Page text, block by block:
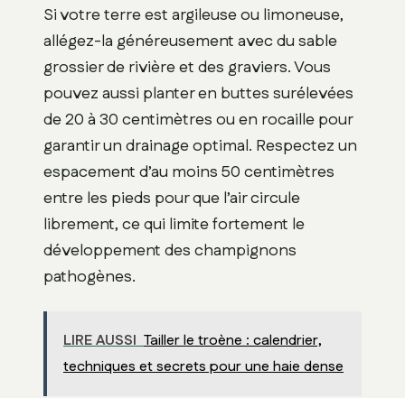
Si votre terre est argileuse ou limoneuse,
allégez-la généreusement avec du sable
grossier de rivière et des graviers. Vous
pouvez aussi planter en buttes surélevées
de 20 à 30 centimètres ou en rocaille pour
garantir un drainage optimal. Respectez un
espacement d’au moins 50 centimètres
entre les pieds pour que l’air circule
librement, ce qui limite fortement le
développement des champignons
pathogènes.
LIRE AUSSI Tailler le troène : calendrier,
techniques et secrets pour une haie dense